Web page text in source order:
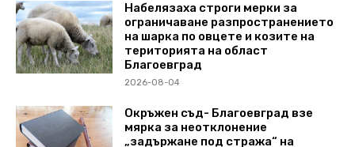
Набелязаха строги мерки за
ограничаване разпространението
на шарка по овцете и козите на
територията на област
Благоевград
2026-08-04
Окръжен съд- Благоевград взе
мярка за неотклонение
„задържане под стража“ на